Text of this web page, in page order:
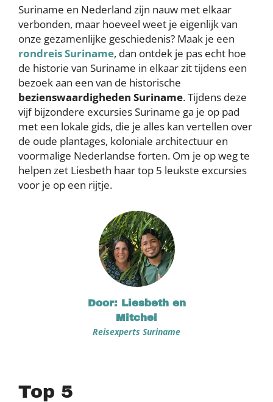
Suriname en Nederland zijn nauw met elkaar
verbonden, maar hoeveel weet je eigenlijk van
onze gezamenlijke geschiedenis? Maak je een
rondreis Suriname, dan ontdek je pas echt hoe
de historie van Suriname in elkaar zit tijdens een
bezoek aan een van de historische
bezienswaardigheden Suriname. Tijdens deze
vijf bijzondere excursies Suriname ga je op pad
met een lokale gids, die je alles kan vertellen over
de oude plantages, koloniale architectuur en
voormalige Nederlandse forten. Om je op weg te
helpen zet Liesbeth haar top 5 leukste excursies
voor je op een rijtje.
Door: Liesbeth en
Mitchel
Reisexperts Suriname
Top 5